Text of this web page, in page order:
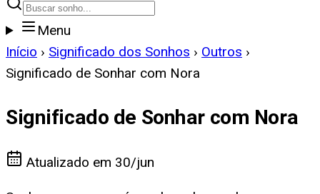
Menu
Início › Significado dos Sonhos › Outros ›
Significado de Sonhar com Nora
Significado de Sonhar com Nora
Atualizado em 30/jun